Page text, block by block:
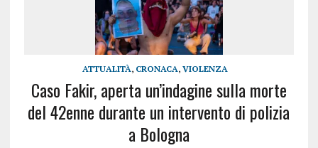
ATTUALITÀ, CRONACA,VIOLENZA
Caso Fakir, aperta un’indagine sulla morte
del 42enne durante un intervento di polizia
a Bologna